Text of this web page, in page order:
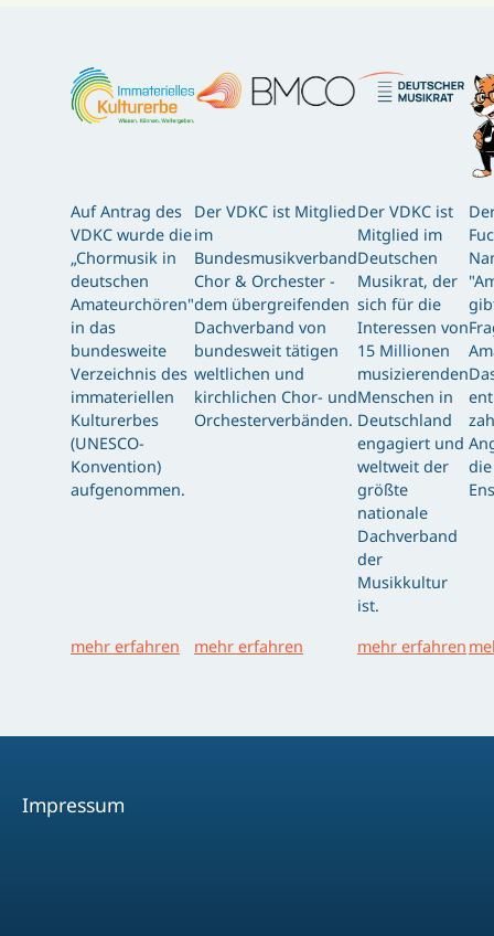
Auf Antrag des
VDKC wurde die
„Chormusik in
deutschen
Amateurchören"
in das
bundesweite
Verzeichnis des
immateriellen
Kulturerbes
(UNESCO-
Konvention)
aufgenommen.
mehr erfahren
Der VDKC ist Mitglied
im
Bundesmusikverband
Chor & Orchester -
dem übergreifenden
Dachverband von
bundesweit tätigen
weltlichen und
kirchlichen Chor- und
Orchesterverbänden.
mehr erfahren
Der VDKC ist
Mitglied im
Deutschen
Musikrat, der
sich für die
Interessen von
15 Millionen
musizierenden
Menschen in
Deutschland
engagiert und
weltweit der
größte
nationale
Dachverband
der
Musikkultur
ist.
mehr erfahren
die
Impressum